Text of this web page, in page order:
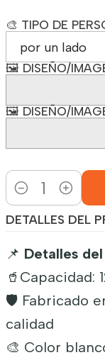
🎨 TIPO DE
🖼️ DISEÑO/
🖼️ DISEÑO/
Cantidad
DETALLES DEL
📌 Detalles
🥤Capacidad:
🛡️ Fabricado
calidad
🎨 Color